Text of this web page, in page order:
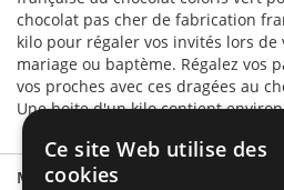
chocolat pas cher de fabrication
kilo pour régaler vos invités lors de
mariage ou baptème. Régalez vos
vos proches avec ces dragées au
Une boite d'un kilo contient
More Information
Ce site Web utilise des
cookies